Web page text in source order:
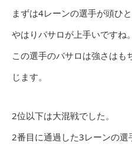
まずは4レーンの選手が頭ひと
やはりバサロが上手いですね。
この選手のバサロは強さはも
じます。
2位以下は大混戦でした。
2番目に通過した3レーンの